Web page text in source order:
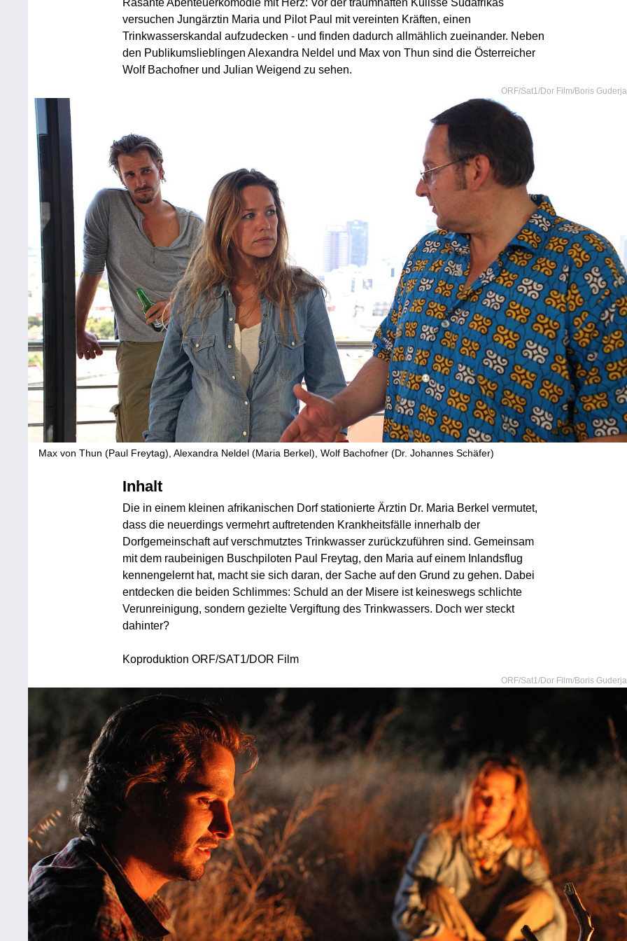
Rasante Abenteuerkomödie mit Herz: Vor der traumhaften Kulisse Südafrikas
versuchen Jungärztin Maria und Pilot Paul mit vereinten Kräften, einen
Trinkwasserskandal aufzudecken - und finden dadurch allmählich zueinander. Neben
den Publikumslieblingen Alexandra Neldel und Max von Thun sind die Österreicher
Wolf Bachofner und Julian Weigend zu sehen.
ORF/Sat1/Dor Film/Boris
Max von Thun (Paul Freytag), Alexandra Neldel (Maria Berkel), Wolf Bachofner (Dr. Johannes Schäfer)
Inhalt
Die in einem kleinen afrikanischen Dorf stationierte Ärztin Dr. Maria Berkel vermutet,
dass die neuerdings vermehrt auftretenden Krankheitsfälle innerhalb der
Dorfgemeinschaft auf verschmutztes Trinkwasser zurückzuführen sind. Gemeinsam
mit dem raubeinigen Buschpiloten Paul Freytag, den Maria auf einem Inlandsflug
kennengelernt hat, macht sie sich daran, der Sache auf den Grund zu gehen. Dabei
entdecken die beiden Schlimmes: Schuld an der Misere ist keineswegs schlichte
Verunreinigung, sondern gezielte Vergiftung des Trinkwassers. Doch wer steckt
dahinter?
Koproduktion ORF/SAT1/DOR Film
ORF/Sat1/Dor Film/Boris